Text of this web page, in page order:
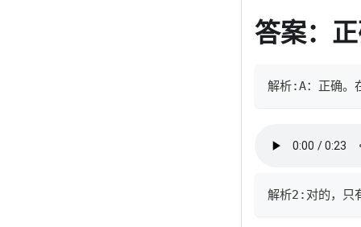
答案：
解析:A：正确。
解析2:对的，只